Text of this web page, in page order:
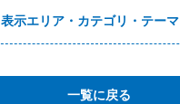
表示エリア・カテゴリ・テーマ
一覧に戻る